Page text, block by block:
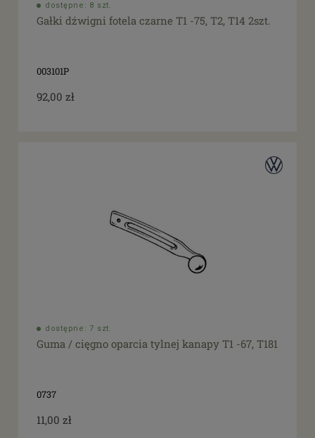
dostępne: 8 szt.
Gałki dźwigni fotela czarne T1 -75, T2, T14 2szt.
003101P
92,00 zł
dostępne: 7 szt.
Guma / cięgno oparcia tylnej kanapy T1 -67, T181
0737
11,00 zł